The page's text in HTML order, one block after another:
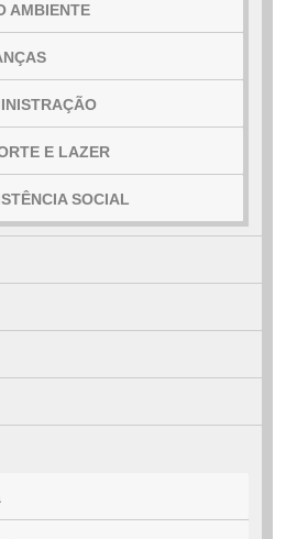
AMBIENTE
E LAZER
SOCIAL